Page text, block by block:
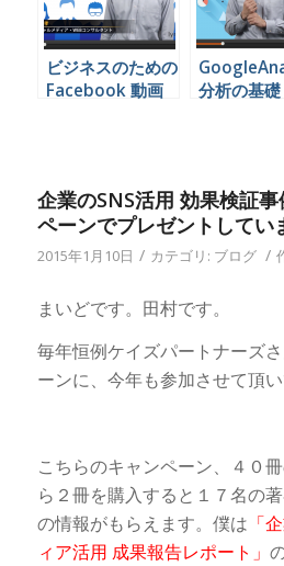
ビジネスのための
Facebook 動画
分析の基
企業のSNS活用 効果検証
ペーンでプレゼントしてい
2015年1月10日 / カテゴリ: ブログ /
まいどです。田村です。
毎年恒例ケイズパートナーズ
ーンに、今年も参加させて頂い
こちらのキャンペーン、４０
ら２冊を購入すると１７名の
の情報がもらえます。僕は 「
ィア活用 成果報告レポート」